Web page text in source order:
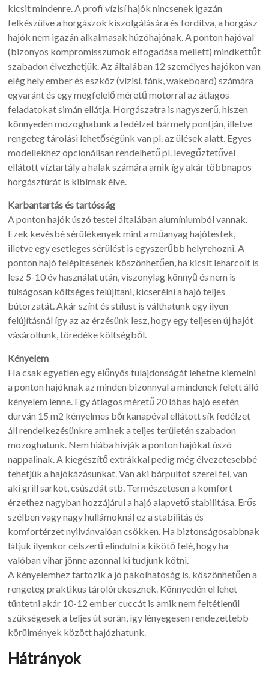
kicsit mindenre. A profi vízisí hajók nincsenek igazán
felkészülve a horgászok kiszolgálására és fordítva, a horgász
hajók nem igazán alkalmasak húzóhajónak. A ponton hajóval
(bizonyos kompromisszumok elfogadása mellett) mindkettőt
szabadon élvezhetjük. Az általában 12 személyes hajókon van
elég hely ember és eszköz (vízisí, fánk, wakeboard) számára
egyaránt és egy megfelelő méretű motorral az átlagos
feladatokat simán ellátja. Horgászatra is nagyszerű, hiszen
könnyedén mozoghatunk a fedélzet bármely pontján, illetve
rengeteg tárolási lehetőségünk van pl. az ülések alatt. Egyes
modellekhez opcionálisan rendelhető pl. levegőztetővel
ellátott víztartály a halak számára amik így akár többnapos
horgásztúrát is kibírnak élve.
Karbantartás és tartósság
A ponton hajók úszó testei általában alumíniumból vannak.
Ezek kevésbé sérülékenyek mint a műanyag hajótestek,
illetve egy esetleges sérülést is egyszerűbb helyrehozni. A
ponton hajó felépítésének köszönhetően, ha kicsit leharcolt is
lesz 5-10 év használat után, viszonylag könnyű és nem is
túlságosan költséges felújítani, kicserélni a hajó teljes
bútorzatát. Akár színt és stílust is válthatunk egy ilyen
felújításnál így az az érzésünk lesz, hogy egy teljesen új hajót
vásároltunk, töredéke költségből.
Kényelem
Ha csak egyetlen egy előnyös tulajdonságát lehetne kiemelni
a ponton hajóknak az minden bizonnyal a mindenek felett álló
kényelem lenne. Egy átlagos méretű 20 lábas hajó esetén
durván 15 m2 kényelmes bőrkanapéval ellátott sík fedélzet
áll rendelkezésünkre aminek a teljes területén szabadon
mozoghatunk. Nem hiába hívják a ponton hajókat úszó
nappalinak. A kiegészítő extrákkal pedig még élvezetesebbé
tehetjük a hajókázásunkat. Van aki bárpultot szerel fel, van
aki grill sarkot, csúszdát stb. Természetesen a komfort
érzethez nagyban hozzájárul a hajó alapvető stabilitása. Erős
szélben vagy nagy hullámoknál ez a stabilitás és
komfortérzet nyilvánvalóan csökken. Ha biztonságosabbnak
látjuk ilyenkor célszerű elindulni a kikötő felé, hogy ha
valóban vihar jönne azonnal ki tudjunk kötni.
A kényelemhez tartozik a jó pakolhatóság is, köszönhetően a
rengeteg praktikus tárolórekesznek. Könnyedén el lehet
tüntetni akár 10-12 ember cuccát is amik nem feltétlenül
szükségesek a teljes út során, így lényegesen rendezettebb
körülmények között hajózhatunk.
Hátrányok